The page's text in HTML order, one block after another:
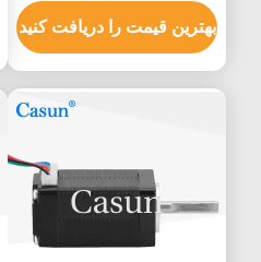
بهترین قیمت را دریافت کنید